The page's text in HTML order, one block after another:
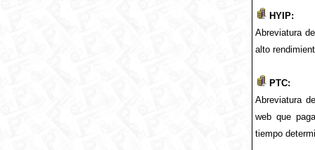
HYIP:
Abreviatura
alto
PTC:
Abreviatura
web que
tiempo